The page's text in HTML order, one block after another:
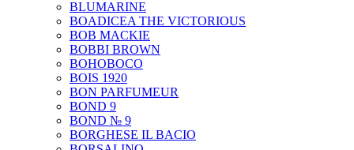
BLUMARINE
BOADICEA THE VICTORIOUS
BOB MACKIE
BOBBI BROWN
BOHOBOCO
BOIS 1920
BON PARFUMEUR
BOND 9
BOND № 9
BORGHESE IL BACIO